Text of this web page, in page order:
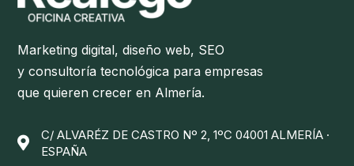
Marketing digital, diseño web, SEO
y consultoría tecnológica para empresas
que quieren crecer en Almería.

C/ ALVARÉZ DE CASTRO Nº 2, 1ºC 04001 ALMERÍA ·
ESPAÑA